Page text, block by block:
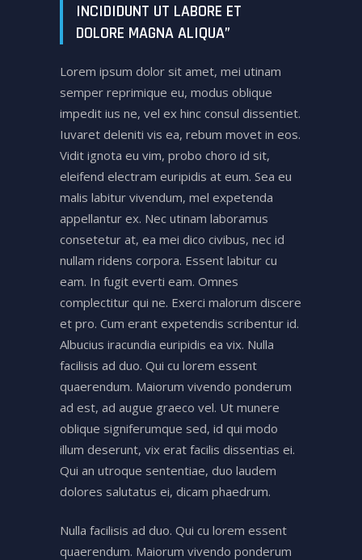
INCIDIDUNT UT LABORE ET
DOLORE MAGNA ALIQUA”
Lorem ipsum dolor sit amet, mei utinam
semper reprimique eu, modus oblique
impedit ius ne, vel ex hinc consul dissentiet.
Iuvaret deleniti vis ea, rebum movet in eos.
Vidit ignota eu vim, probo choro id sit,
eleifend electram euripidis at eum. Sea eu
malis labitur vivendum, mel expetenda
appellantur ex. Nec utinam laboramus
consetetur at, ea mei dico civibus, nec id
nullam ridens corpora. Essent labitur cu
eam. In fugit everti eam. Omnes
complectitur qui ne. Exerci malorum discere
et pro. Cum erant expetendis scribentur id.
Albucius iracundia euripidis ea vix. Nulla
facilisis ad duo. Qui cu lorem essent
quaerendum. Maiorum vivendo ponderum
ad est, ad augue graeco vel. Ut munere
oblique signiferumque sed, id qui modo
illum deserunt, vix erat facilis dissentias ei.
Qui an utroque sententiae, duo laudem
dolores salutatus ei, dicam phaedrum.
Nulla facilisis ad duo. Qui cu lorem essent
quaerendum. Maiorum vivendo ponderum